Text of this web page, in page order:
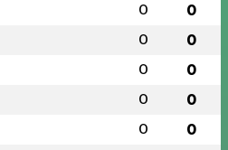
0 0
0 0
0 0
0 0
0 0